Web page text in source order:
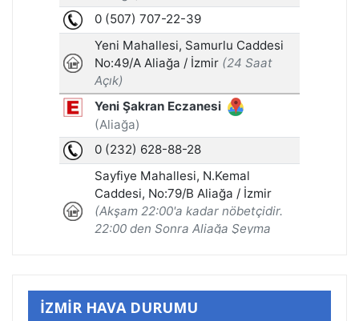
İZMİR HAVA DURUMU